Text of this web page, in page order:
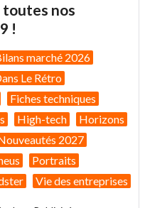
toutes nos
!
marché 2026
Le Rétro
Fiches techniques
High-tech
Horizons
2027
Portraits
Vie des entreprises